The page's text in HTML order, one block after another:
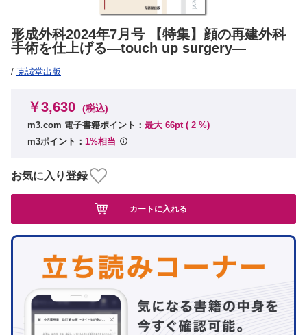
形成外科2024年7月号 【特集】顔の再建外科
手術を仕上げる―touch up surgery―
/ 克誠堂出版
￥3,630 (税込)
m3.com 電子書籍ポイント： 最大 66pt ( 2 %)
m3ポイント： 1%相当
お気に入り登録
カートに入れる